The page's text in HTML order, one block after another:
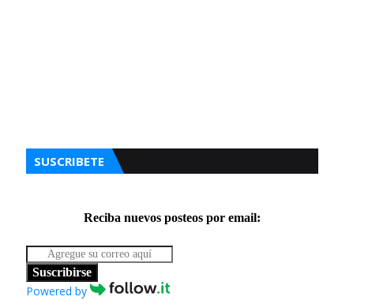
SUSCRIBETE
Reciba nuevos posteos por email:
Suscribirse
Powered by